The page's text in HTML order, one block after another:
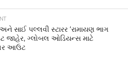
સાઈ પલ્લવી સ્ટારર ‘રામાયણ ભાગ
ડેટ જાહેર, ગ્લોબલ ઓડિયન્સ માટે
આઉટ